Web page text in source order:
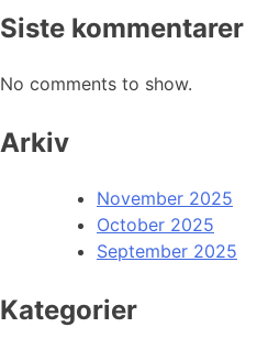
Siste kommentarer
No comments to show.
Arkiv
November 2025
October 2025
September 2025
Kategorier